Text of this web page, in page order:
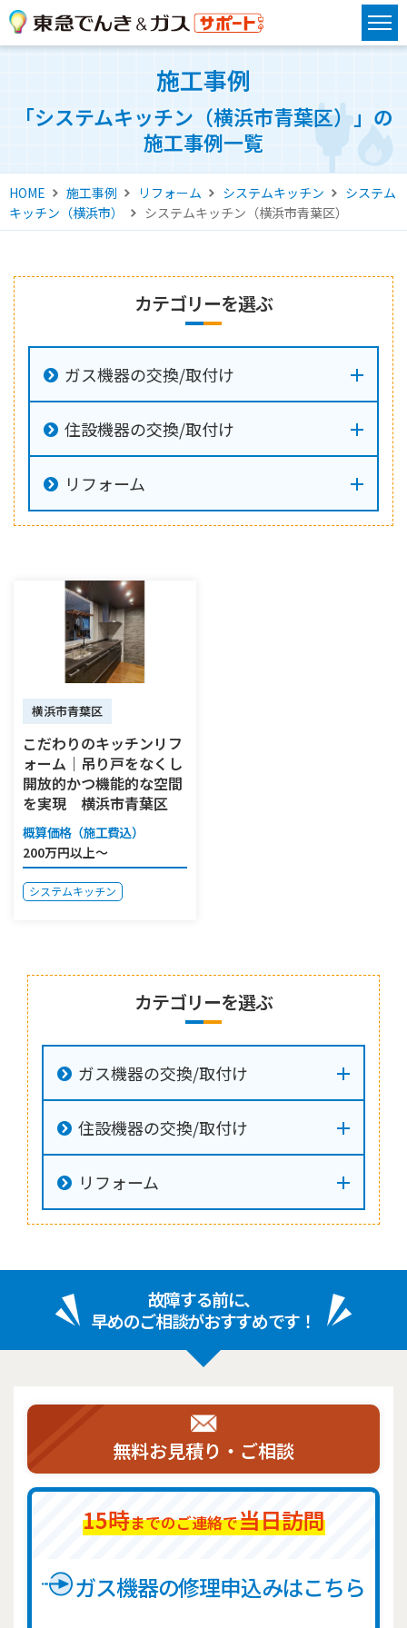
施工事例
「システムキッチン（横浜市青葉区）」の
施工事例一覧
HOME 施工事例 リフォーム システムキッチン
システム
キッチン（横浜市）
システムキッチン（横浜市青葉区）
カテゴリーを選ぶ
ガス機器の交換/取付け
住設機器の交換/取付け
リフォーム
横浜市青葉区
こだわりのキッチンリフ
ォーム｜吊り戸をなくし
開放的かつ機能的な空間
を実現 横浜市青葉区
概算価格（施工費込）
200万円以上～
システムキッチン
カテゴリーを選ぶ
ガス機器の交換/取付け
住設機器の交換/取付け
リフォーム
故障する前に、
早めのご相談がおすすめです！
無料お見積り・ご相談
15時までのご連絡で当日訪問
ガス機器の修理申込みはこちら